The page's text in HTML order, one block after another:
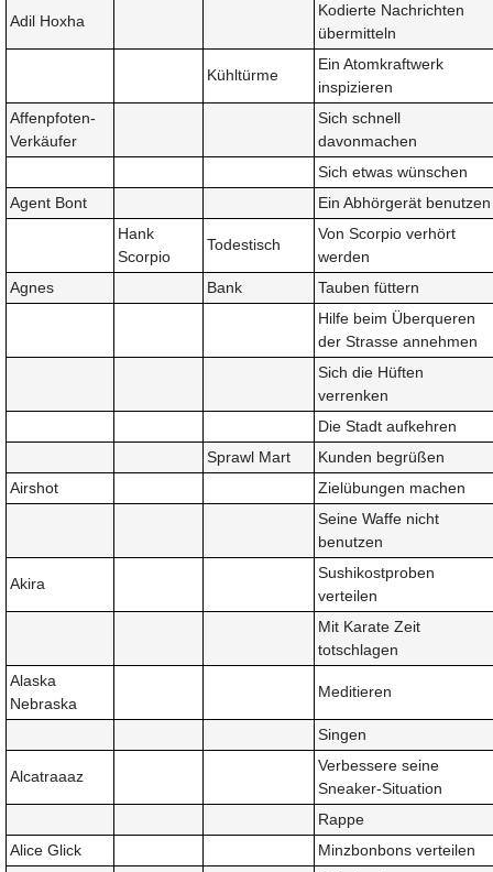
Adil Hoxha
Kodierte Nachrichten
übermitteln
Kühltürme
Ein Atomkraftwerk
inspizieren
Affenpfoten-
Verkäufer
Sich schnell
davonmachen
Sich etwas wünschen
Agent Bont
Ein Abhörgerät benutzen
Hank
Scorpio
Todestisch
Von Scorpio verhört
werden
Agnes
Bank
Tauben füttern
Hilfe beim Überqueren
der Strasse annehmen
Sich die Hüften
verrenken
Die Stadt aufkehren
Sprawl Mart
Kunden begrüßen
Airshot
Zielübungen machen
Seine Waffe nicht
benutzen
Akira
Sushikostproben
verteilen
Mit Karate Zeit
totschlagen
Alaska
Nebraska
Meditieren
Singen
Alcatraaaz
Verbessere seine
Sneaker-Situation
Rappe
Alice Glick
Minzbonbons verteilen